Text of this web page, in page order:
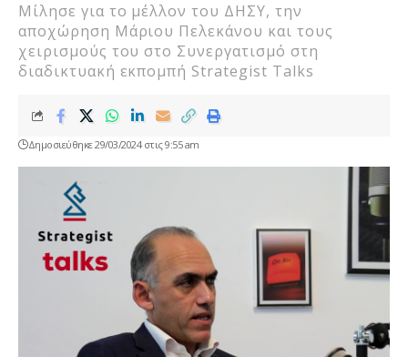
Mίλησε για το μέλλον του ΔΗΣΥ, την
αποχώρηση Μάριου Πελεκάνου και τους
χειρισμούς του στο Συνεργατισμό στη
διαδικτυακή εκπομπή Strategist Talks
Δημοσιεύθηκε 29/03/2024 στις 9:55 am